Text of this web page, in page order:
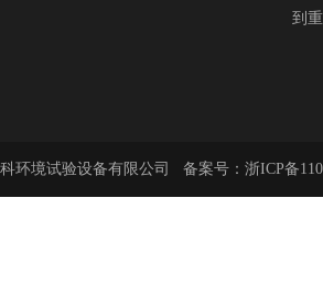
到
环境试验设备有限公司 备案号： 浙ICP备